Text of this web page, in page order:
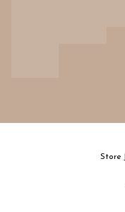
Store